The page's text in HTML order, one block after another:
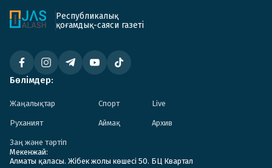
Республикалық
қоғамдық-саяси газеті
Бөлімдер:
Жаңалықтар Спорт Live
Руханият Аймақ Архив
Заң және тәртіп
Мекенжай:
Алматы қаласы. Жібек жолы көшесі 50. БЦ Квартал